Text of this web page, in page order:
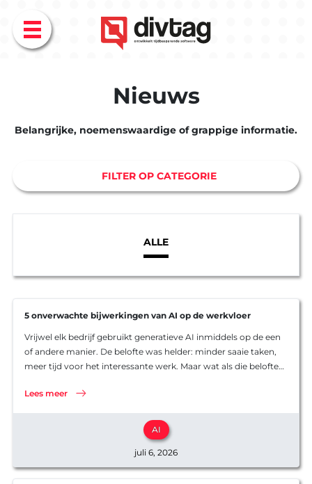
Menu
Overzicht
Software
Software
Ons werk
Nieuws
Belangrijke, noemenswaardige of grappige informatie.
FILTER OP CATEGORIE
ALLE
5 onverwachte bijwerkingen van AI op de werkvloer
Vrijwel elk bedrijf gebruikt generatieve AI inmiddels op de een
of andere manier. De belofte was helder: minder saaie taken,
meer tijd voor het interessante werk. Maar wat als die belofte
Lees meer
AI
juli 6, 2026